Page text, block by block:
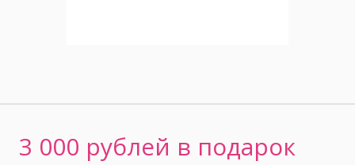
3 000 рублей в подарок